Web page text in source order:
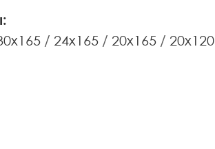
24x165 20x165 20x120